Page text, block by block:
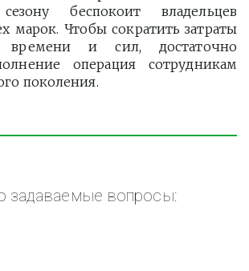
беспокоит владельцев
марок. Чтобы сократить затраты
времени и сил, достаточно
операция сотрудникам
поколения.
задаваемые вопросы: